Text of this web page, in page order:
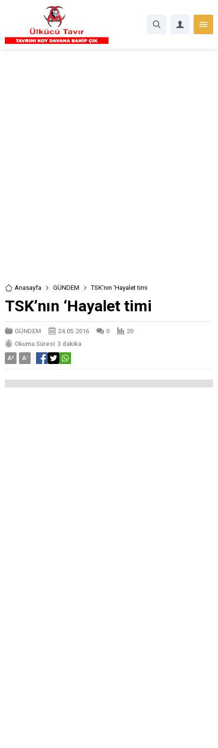
Anasayfa GÜNDEM TSK’nın ‘Hayalet timi
TSK’nın ‘Hayalet timi
GÜNDEM 24.05.2016 0
20
Okuma Süresi: 3 dakika
A+ A-